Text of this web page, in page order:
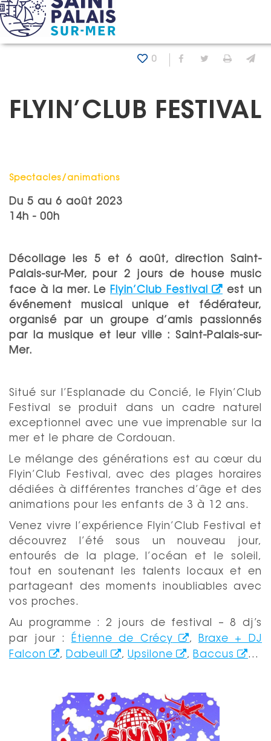
Panneau de gestion des cookies
Accueil Agenda
0 Partager sur
Partager
FLYIN’CLUB FESTIVAL
Catégorie : "
Spectacles/animations
Du 5 au 6 août 2023
14h - 00h
Décollage les 5 et 6 août, direction Saint-
Palais-sur-Mer, pour 2 jours de house music
face à la mer. Le Flyin’Club Festival
est un
événement musical unique et fédérateur,
organisé par un groupe d’amis passionnés
par la musique et leur ville : Saint-Palais-sur-
Mer.
Situé sur l’Esplanade du Concié, le Flyin’Club
Festival se produit dans un cadre naturel
exceptionnel avec une vue imprenable sur la
mer et le phare de Cordouan.
Le mélange des générations est au cœur du
Flyin’Club Festival, avec des plages horaires
dédiées à différentes tranches d’âge et des
animations pour les enfants de 3 à 12 ans.
Venez vivre l’expérience Flyin’Club Festival et
découvrez l’été sous un nouveau jour,
entourés de la plage, l’océan et le soleil,
tout en soutenant les talents locaux et en
partageant des moments inoubliables avec
vos proches.
Au programme : 2 jours de festival – 8 dj’s
par jour :
Étienne de Crécy ,
Braxe + DJ
Falcon
, Dabeull , Upsilone , Baccus …